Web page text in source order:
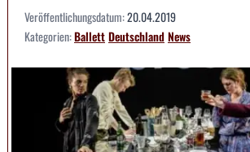
Veröffentlichungsdatum:20.04.2019
Kategorien:BallettDeutschlandNews